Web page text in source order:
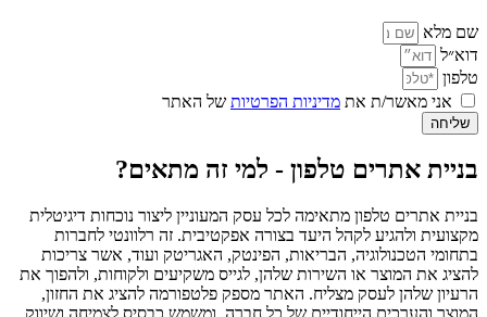
שם מלא
דוא״ל
טלפון
אני מאשר/ת את מדיניות הפרטיות של האתר
שליחה
בניית אתרים טלפון - למי זה מתאים?
בניית אתרים טלפון מתאימה לכל עסק המעוניין ליצור נוכחות דיגיטלית
מקצועית ולהגיע לקהל היעד בצורה אפקטיבית. זה רלוונטי לחברות
בתחומי הטכנולוגיה, הבריאות, הפינטק, האגריטק ועוד, אשר צריכות
להציג את המוצר או השירות שלהן, לגייס משקיעים ולקוחות, ולהפוך את
הרעיון שלהן לעסק מצליח. האתר מספק פלטפורמה להציג את החזון,